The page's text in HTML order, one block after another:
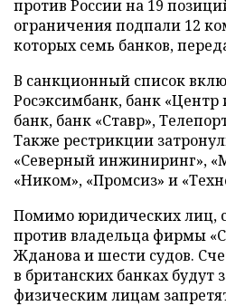
против России на 19
ограничения подпали 12
которых семь банков,
В санкционный список
Росэксимбанк, банк «Центр
банк, банк «Ставр»,
Также рестрикции
«Северный инжиниринг»,
«Ником», «Промсиз» и
Помимо юридических лиц,
против владельца фирмы
Жданова и шести судов.
в британских банках будут
физическим лицам